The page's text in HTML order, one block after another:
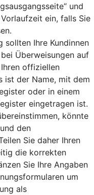
und
ein, falls Sie
sollten Ihre Kundinnen
Überweisungen auf
offiziellen
ist der Name, mit dem
oder in einem
eingetragen ist.
könnte
den
Sie daher Ihren
die korrekten
Sie Ihre Angaben
um
als